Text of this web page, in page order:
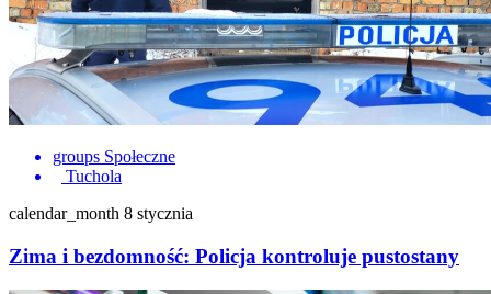
groups Społeczne
Tuchola
calendar_month 8 stycznia
Zima i bezdomność: Policja kontroluje pustostany